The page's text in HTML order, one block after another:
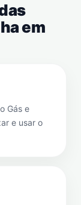
em
Gás e
e usar o